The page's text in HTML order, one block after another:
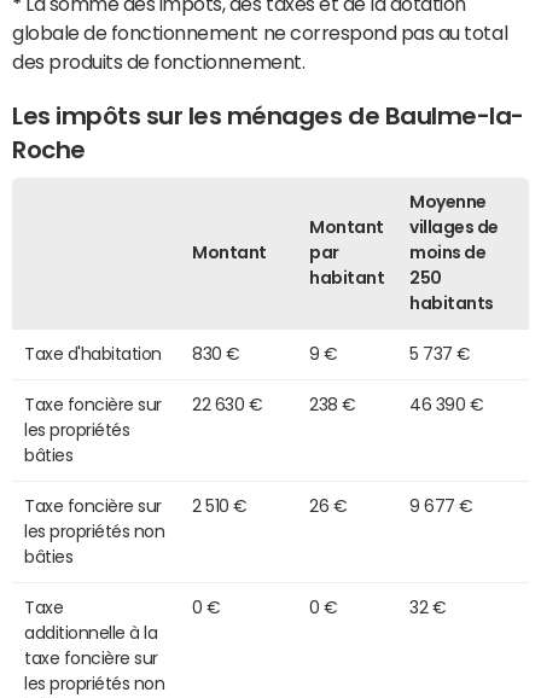
globale de fonctionnement ne correspond pas au total
des produits de fonctionnement.
Les impôts sur les ménages de Baulme-la-
Roche
Montant
Montant
par
habitant
Moyenne
villages de
moins de
250
habitants
Taxe d'habitation 830 € 9 € 5 737 €
Taxe foncière sur
les propriétés
bâties
22 630 € 238 € 46 390 €
Taxe foncière sur
les propriétés non
bâties
2 510 € 26 € 9 677 €
Taxe
additionnelle à la
taxe foncière sur
les propriétés non
0 € 0 € 32 €